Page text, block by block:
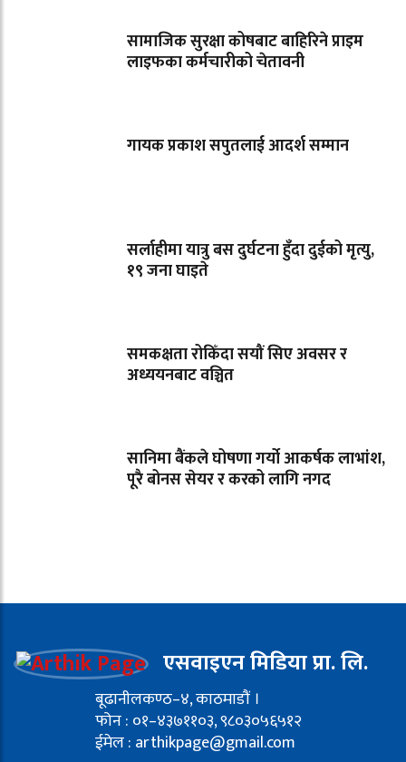
सामाजिक सुरक्षा कोषबाट बाहिरिने प्राइम
लाइफका कर्मचारीको चेतावनी
गायक प्रकाश सपुतलाई आदर्श सम्मान
सर्लाहीमा यात्रु बस दुर्घटना हुँदा दुईको मृत्यु,
१९ जना घाइते
समकक्षता रोकिँदा सयौं सिए अवसर र
अध्ययनबाट वञ्चित
सानिमा बैंकले घोषणा गर्यो आकर्षक लाभांश,
पूरै बोनस सेयर र करको लागि नगद
एसवाइएन मिडिया प्रा. लि.
बूढानीलकण्ठ–४, काठमाडौं ।
फोन : ०१–४३७११०३, ९८०३०५६५१२
ईमेल : arthikpage@gmail.com